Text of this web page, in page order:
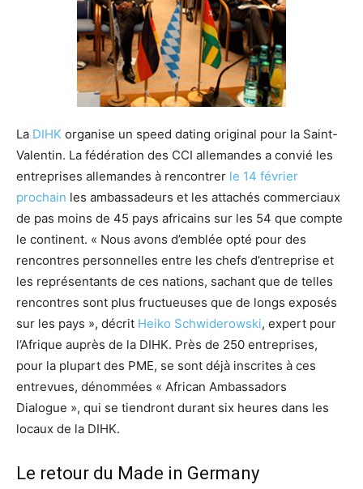
La DIHK organise un speed dating original pour la Saint-
Valentin. La fédération des CCI allemandes a convié les
entreprises allemandes à rencontrer le 14 février
prochain les ambassadeurs et les attachés commerciaux
de pas moins de 45 pays africains sur les 54 que compte
le continent. « Nous avons d’emblée opté pour des
rencontres personnelles entre les chefs d’entreprise et
les représentants de ces nations, sachant que de telles
rencontres sont plus fructueuses que de longs exposés
sur les pays », décrit Heiko Schwiderowski, expert pour
l’Afrique auprès de la DIHK. Près de 250 entreprises,
pour la plupart des PME, se sont déjà inscrites à ces
entrevues, dénommées « African Ambassadors
Dialogue », qui se tiendront durant six heures dans les
locaux de la DIHK.
Le retour du Made in Germany